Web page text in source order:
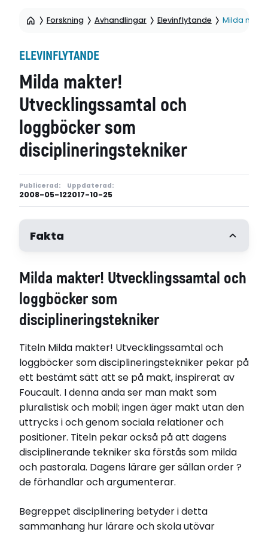
Forskning Avhandlingar Elevinflytande Milda
ELEVINFLYTANDE
Milda makter!
Utvecklingssamtal och
loggböcker som
disciplineringstekniker
Publicerad:
2008-05-12
Uppdaterad:
2017-10-25
Fakta
Gunilla Granath
Handledare
Rita Foss Lindblad
Opponent
Disputerat vid
GU – Göteborgs universitet
Disputationsdag
2008-05-23
Titel (se)
Milda makter! Utvecklingssamtal och loggböcker
som disciplineringstekniker
Titel (eng)
Pastoral Powers. Development talks and log
books as disciplining techniques
Institution
Relaterade länkar
Milda makter! Utvecklingssamtal och
loggböcker som
disciplineringstekniker
Titeln Milda makter! Utvecklingssamtal och
loggböcker som disciplineringstekniker pekar på
ett bestämt sätt att se på makt, inspirerat av
Foucault. I denna anda ser man makt som
pluralistisk och mobil; ingen äger makt utan den
uttrycks i och genom sociala relationer och
positioner. Titeln pekar också på att dagens
disciplinerande tekniker ska förstås som milda
och pastorala. Dagens lärare ger sällan order ?
de förhandlar och argumenterar.
Begreppet disciplinering betyder i detta
sammanhang hur lärare och skola utövar